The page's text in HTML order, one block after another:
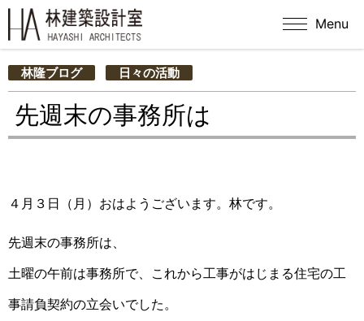
Menu
林隆ブログ 日々の活動
先週末の事務所は
４月３日（月）おはようございます。林です。
先週末の事務所は、
土曜の午前は事務所で、これから工事がはじまる住宅の工
事請負契約の立会いでした。